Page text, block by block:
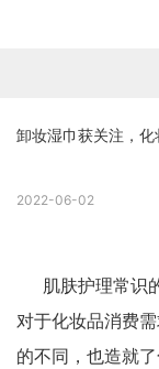
卸妆湿巾获关注，
2022-06-02
肌肤护理常识
对于化妆品消费
的不同，也造就